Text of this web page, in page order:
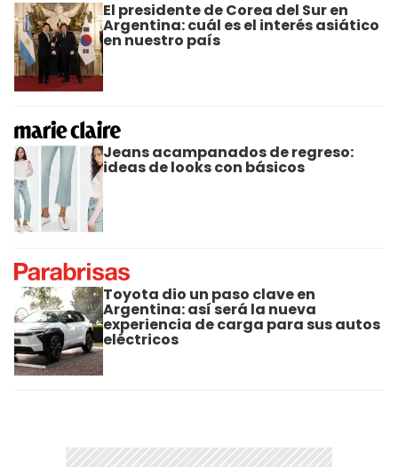
El presidente de Corea del Sur en
Argentina: cuál es el interés asiático
en nuestro país
Jeans acampanados de regreso:
ideas de looks con básicos
Toyota dio un paso clave en
Argentina: así será la nueva
experiencia de carga para sus autos
eléctricos